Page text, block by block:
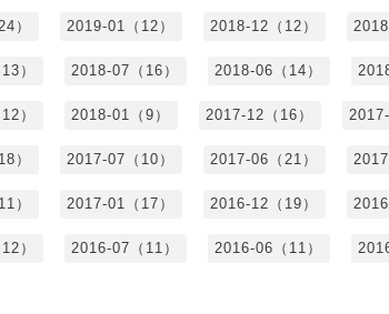
） 2019-01（12） 2018-12（12）
） 2018-07（16） 2018-06（14）
） 2018-01（9） 2017-12（16）
） 2017-07（10） 2017-06（21）
） 2017-01（17） 2016-12（19）
） 2016-07（11） 2016-06（11）